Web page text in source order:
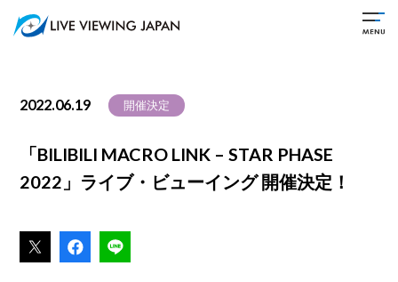
2022.06.19 開催決定
「BILIBILI MACRO LINK – STAR PHASE
2022」ライブ・ビューイング 開催決定！